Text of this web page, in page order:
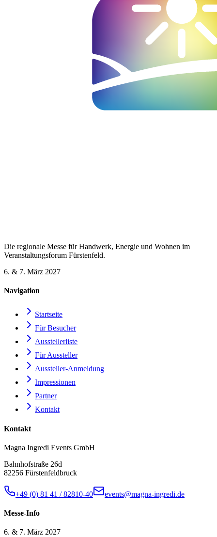
Die regionale Messe für Handwerk, Energie und Wohnen im
Veranstaltungsforum Fürstenfeld.
6. & 7. März 2027
Navigation
Startseite
Für Besucher
Ausstellerliste
Für Aussteller
Aussteller-Anmeldung
Impressionen
Partner
Kontakt
Kontakt
Magna Ingredi Events GmbH
Bahnhofstraße 26d
82256 Fürstenfeldbruck
+49 (0) 81 41 / 82810-40 events@magna-ingredi.de
Messe-Info
6. & 7. März 2027